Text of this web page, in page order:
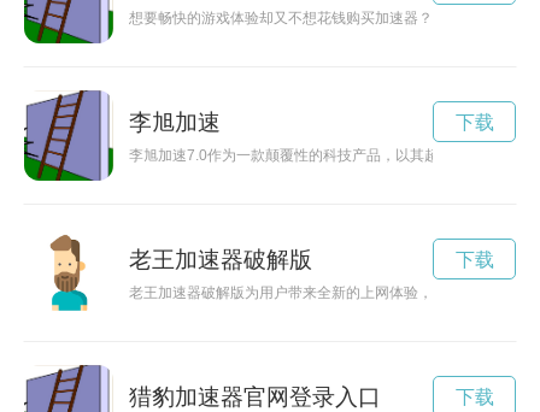
想要畅快的游戏体验却又不想花钱购买加速器？现在有了免费
李旭加速
李旭加速7.0作为一款颠覆性的科技产品，以其超快的速度和强
下载
老王加速器破解版
老王加速器破解版为用户带来全新的上网体验，突破网络限制
下载
猎豹加速器官网登录入口 下载